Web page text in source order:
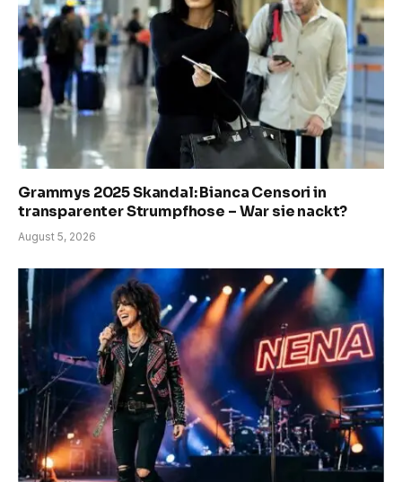
Grammys 2025 Skandal: Bianca Censori in
transparenter Strumpfhose – War sie nackt?
August 5, 2026